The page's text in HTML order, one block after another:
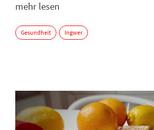
mehr lesen
Gesundheit Ingwer